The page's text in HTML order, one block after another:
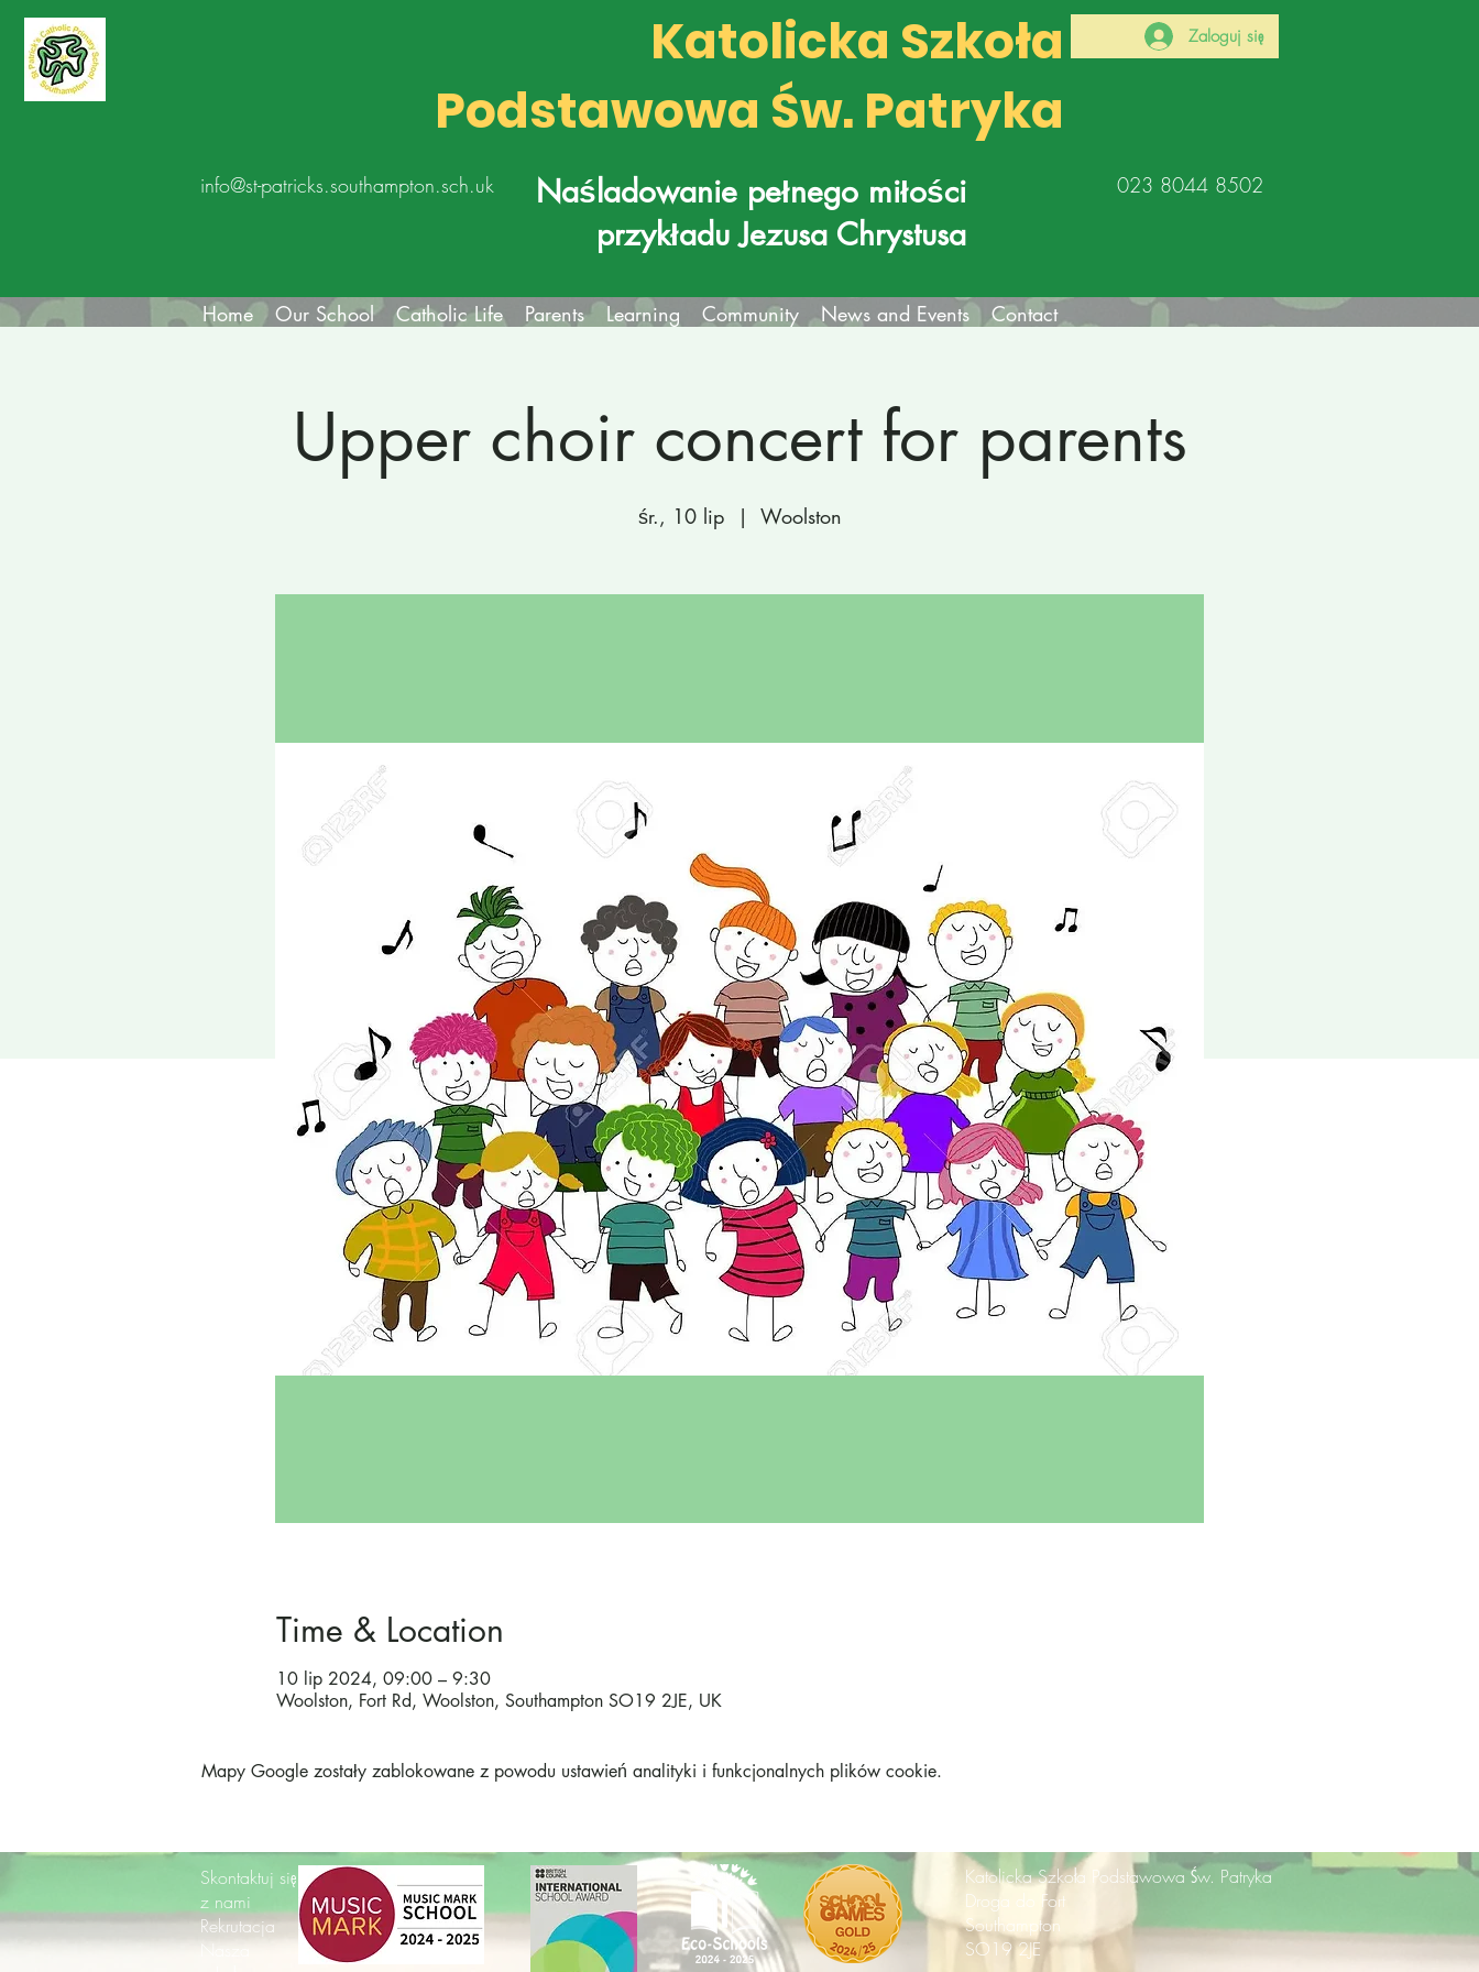
Katolicka Szkoła
Podstawowa Św. Patryka
info@st-patricks.southampton.sch.uk
Naśladowanie pełnego miłości
przykładu Jezusa Chrystusa
Zaloguj się
023 8044 8502
Home Our School Catholic Life Parents Learning Community News and Events Contact
Upper choir concert for parents
śr., 10 lip
  |
Woolston
Time & Location
10 lip 2024, 09:00 – 9:30
Woolston, Fort Rd, Woolston, Southampton SO19 2JE, UK
Mapy Google zostały zablokowane z powodu ustawień analityki i funkcjonalnych plików cookie.
Skontaktuj się
z nami
Rekrutacja
Nasza
Katolicka Szkoła Podstawowa Św. Patryka
Droga do Fort
Southampton
SO19 2JE